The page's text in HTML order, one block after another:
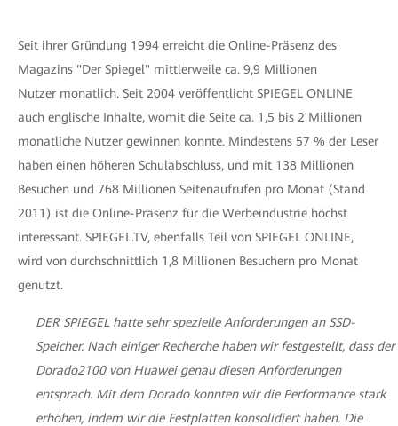
Seit ihrer Gründung 1994 erreicht die Online-Präsenz des
Magazins "Der Spiegel" mittlerweile ca. 9,9 Millionen
Nutzer monatlich. Seit 2004 veröffentlicht SPIEGEL ONLINE
auch englische Inhalte, womit die Seite ca. 1,5 bis 2 Millionen
monatliche Nutzer gewinnen konnte. Mindestens 57 % der Leser
haben einen höheren Schulabschluss, und mit 138 Millionen
Besuchen und 768 Millionen Seitenaufrufen pro Monat (Stand
2011) ist die Online-Präsenz für die Werbeindustrie höchst
interessant. SPIEGEL.TV, ebenfalls Teil von SPIEGEL ONLINE,
wird von durchschnittlich 1,8 Millionen Besuchern pro Monat
genutzt.
DER SPIEGEL hatte sehr spezielle Anforderungen an SSD-
Speicher. Nach einiger Recherche haben wir festgestellt, dass der
Dorado2100 von Huawei genau diesen Anforderungen
entsprach. Mit dem Dorado konnten wir die Performance stark
erhöhen, indem wir die Festplatten konsolidiert haben. Die